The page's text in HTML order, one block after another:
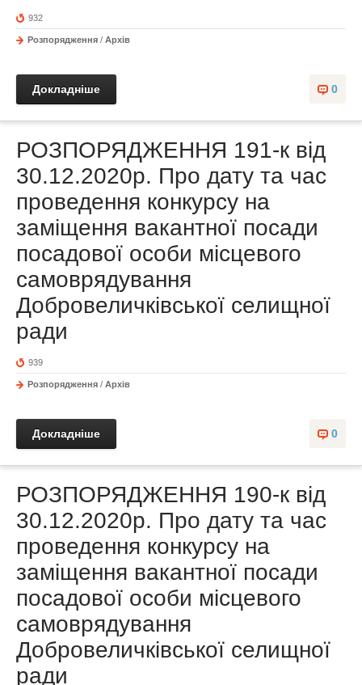
932
Розпорядження / Архів
0
Докладніше
РОЗПОРЯДЖЕННЯ 191-к від
30.12.2020р. Про дату та час
проведення конкурсу на
заміщення вакантної посади
посадової особи місцевого
самоврядування
Добровеличківської селищної
ради
939
Розпорядження / Архів
0
Докладніше
РОЗПОРЯДЖЕННЯ 190-к від
30.12.2020р. Про дату та час
проведення конкурсу на
заміщення вакантної посади
посадової особи місцевого
самоврядування
Добровеличківської селищної
ради